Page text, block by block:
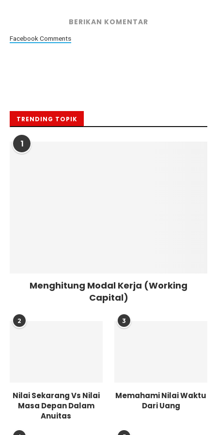
BERIKAN KOMENTAR
Facebook Comments
TRENDING TOPIK
1
Menghitung Modal Kerja (Working
Capital)
2
Nilai Sekarang Vs Nilai
Masa Depan Dalam
Anuitas
3
Memahami Nilai Waktu
Dari Uang